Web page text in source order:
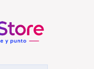
Coladores
Con Mango - Ps